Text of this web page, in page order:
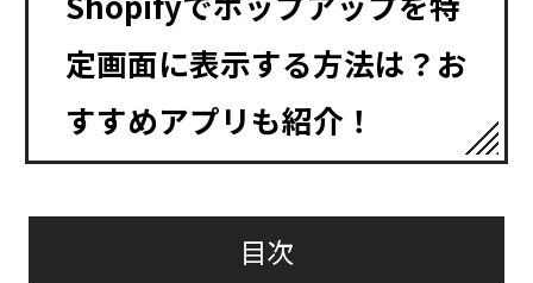
定画面に表示する方法は？お
すすめアプリも紹介！
目次